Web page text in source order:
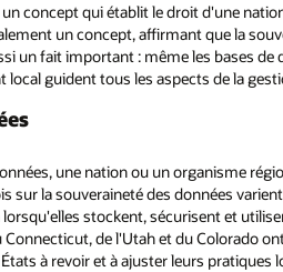
concept qui établit le droit d'une
un concept, affirmant que la
un fait important : même les bases
local guident tous les aspects de la
une nation ou un organisme
sur la souveraineté des données
stockent, sécurisent et
Connecticut, de l'Utah et du Colorado
à revoir et à ajuster leurs pratiques